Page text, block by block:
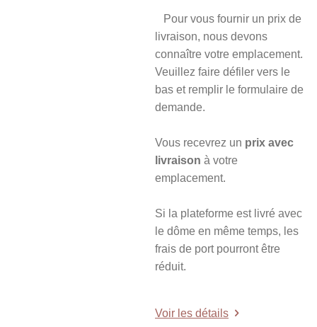
Pour vous fournir un prix de
livraison, nous devons
connaître votre emplacement.
Veuillez faire défiler vers le
bas et remplir le formulaire de
demande.
Vous recevrez un prix avec
livraison à votre
emplacement.
Si la plateforme est livré avec
le dôme en même temps, les
frais de port pourront être
réduit.
Voir les détails